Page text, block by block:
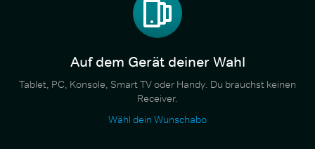
Auf dem Gerät deiner Wahl
Tablet, PC, Konsole, Smart TV oder Handy. Du brauchst keinen
Receiver.
Wähl dein Wunschabo